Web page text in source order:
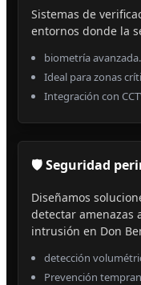
Sistemas de
entornos donde la
biometría avanzada.
Ideal para zonas
Integración con
🛡️ Seguridad
Diseñamos
detectar amenazas
intrusión en Don
detección
Prevención